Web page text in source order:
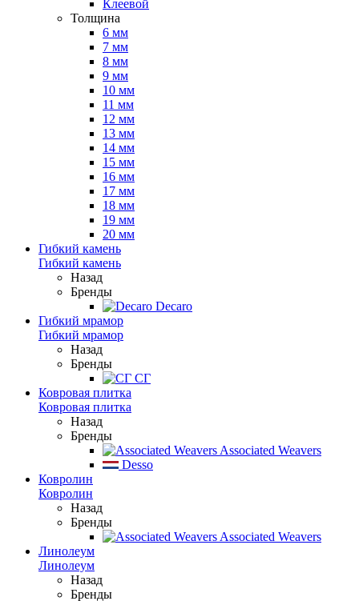
Клеевой
Толщина
6 мм
7 мм
8 мм
9 мм
10 мм
11 мм
12 мм
13 мм
14 мм
15 мм
16 мм
17 мм
18 мм
19 мм
20 мм
Гибкий камень
Гибкий камень
Назад
Бренды
Decaro
Гибкий мрамор
Гибкий мрамор
Назад
Бренды
СГ
Ковровая плитка
Ковровая плитка
Назад
Бренды
Associated Weavers
Desso
Ковролин
Ковролин
Назад
Бренды
Associated Weavers
Линолеум
Линолеум
Назад
Бренды